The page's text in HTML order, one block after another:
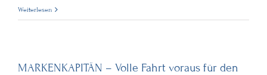
Weiterlesen
MARKENKAPITÄN – Volle Fahrt voraus für den